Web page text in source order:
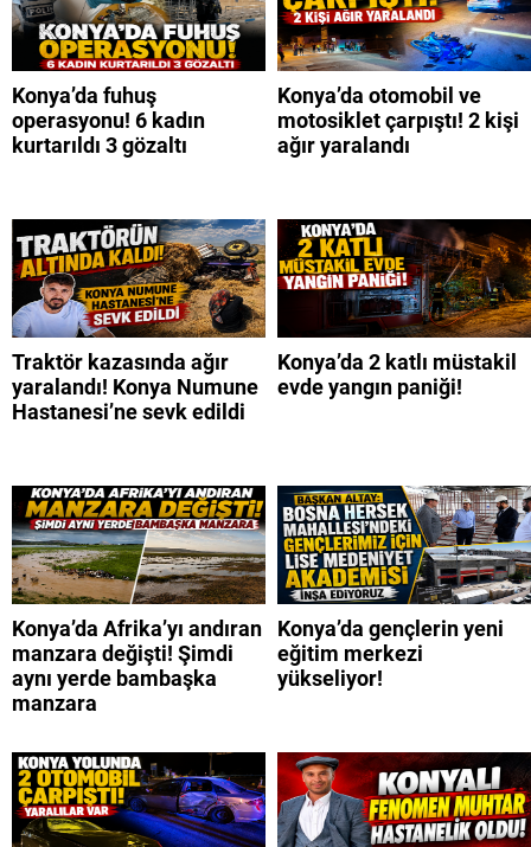
Konya’da fuhuş
operasyonu! 6 kadın
kurtarıldı 3 gözaltı
Konya’da otomobil ve
motosiklet çarpıştı! 2 kişi
ağır yaralandı
Traktör kazasında ağır
yaralandı! Konya Numune
Hastanesi’ne sevk edildi
Konya’da 2 katlı müstakil
evde yangın paniği!
Konya’da Afrika’yı andıran
manzara değişti! Şimdi
aynı yerde bambaşka
manzara
Konya’da gençlerin yeni
eğitim merkezi
yükseliyor!